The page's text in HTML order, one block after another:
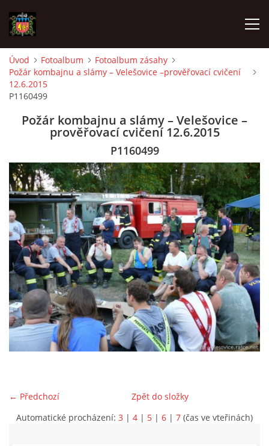
ÚVOD
CO SE DĚLO?
MLADÍ HASIČI
ZÁSAHOVÁ JEDNOTKA
DRUŽSTVO MUŽŮ
KONTAKT
DOTACE POSKYTNUTÁ Z ROZPOČTU JIHOMORAVSKÉHO
KRAJE
Úvod Fotoalbum
Fotoalbum zásahy
Požár kombajnu a slámy – Velešovice –prověřovací cvičení
12.6.2015
P1160499
Požár kombajnu a slámy – Velešovice –
prověřovací cvičení 12.6.2015
P1160499
← Předchozí
Zpět do složky
Automatické procházení: 3 | 4 | 5 | 6 | 7 (čas ve vteřinách)